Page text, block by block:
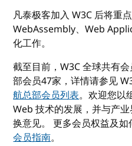
凡泰极客加入 W3C 后将重
WebAssembly、Web
化工作。
截至目前，W3C 全球共有
部会员47家，详情请参见
航总部会员列表。欢迎您以
Web 技术的发展，并与产
换意见。 更多会员权益及
会员指南。